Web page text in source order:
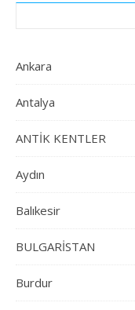
Ankara
Antalya
ANTİK KENTLER
Aydın
Balıkesir
BULGARİSTAN
Burdur